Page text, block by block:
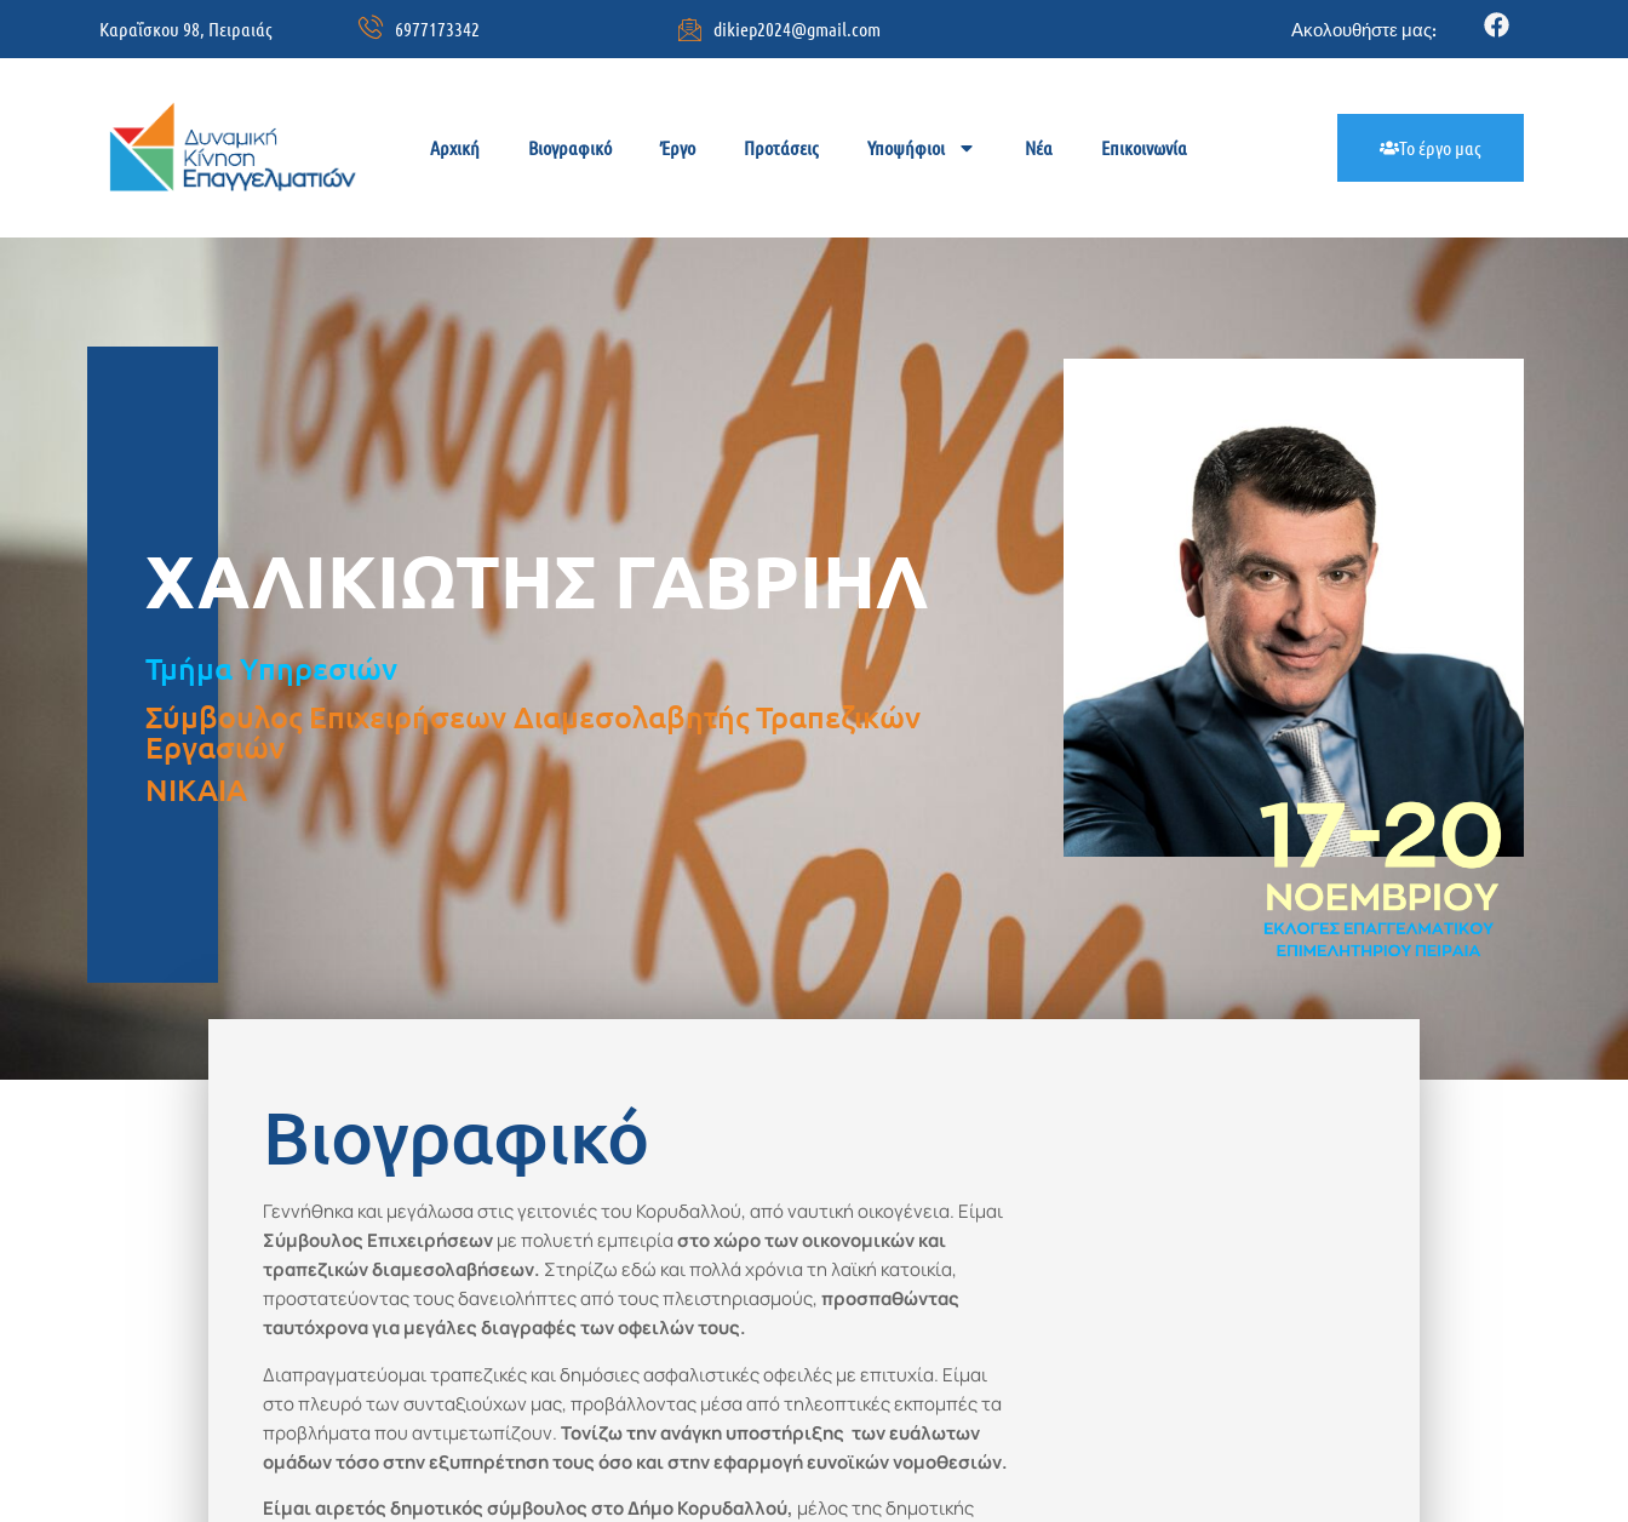
Καραΐσκου 98, Πειραιάς 6977173342 dikiep2024@gmail.com Ακολουθήστε μας:
Αρχική Βιογραφικό Έργο Προτάσεις Υποψήφιοι Νέα Επικοινωνία Το έργο μας
ΧΑΛΙΚΙΩΤΗΣ ΓΑΒΡΙΗΛ
Τμήμα Υπηρεσιών
Σύμβουλος Επιχειρήσεων Διαμεσολαβητής Τραπεζικών
Εργασιών
ΝΙΚΑΙΑ
Βιογραφικό
Γεννήθηκα και μεγάλωσα στις γειτονιές του Κορυδαλλού, από ναυτική οικογένεια. Είμαι
Σύμβουλος Επιχειρήσεωνμε πολυετή εμπειρίαστο χώρο των οικονομικών και
τραπεζικώνδιαμεσολαβήσεων. Στηρίζω εδώ και πολλά χρόνια τη λαϊκή κατοικία,
προστατεύοντας τους δανειολήπτες από τους πλειστηριασμούς,προσπαθώντας
ταυτόχρονα για μεγάλες διαγραφές τωνοφειλών τους.
Διαπραγματεύομαι τραπεζικές και δημόσιες ασφαλιστικές οφειλές με επιτυχία. Είμαι
στο πλευρό των συνταξιούχων μας, προβάλλοντας μέσα από τηλεοπτικές εκπομπές τα
προβλήματα που αντιμετωπίζουν.Τονίζω την ανάγκη υποστήριξης των ευάλωτων
ομάδων τόσο στην εξυπηρέτηση τους όσο και στην εφαρμογή ευνοϊκών νομοθεσιών.
Είμαι αιρετός δημοτικός σύμβουλος στο Δήμο Κορυδαλλού, μέλος της δημοτικής